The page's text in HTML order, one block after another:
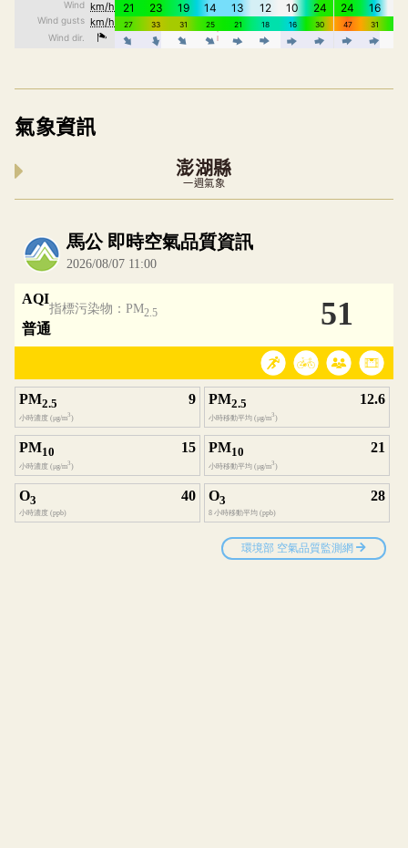
氣象資訊
澎湖縣
一週氣象
內嵌空氣品質小工具為視覺預覽，完整即時空